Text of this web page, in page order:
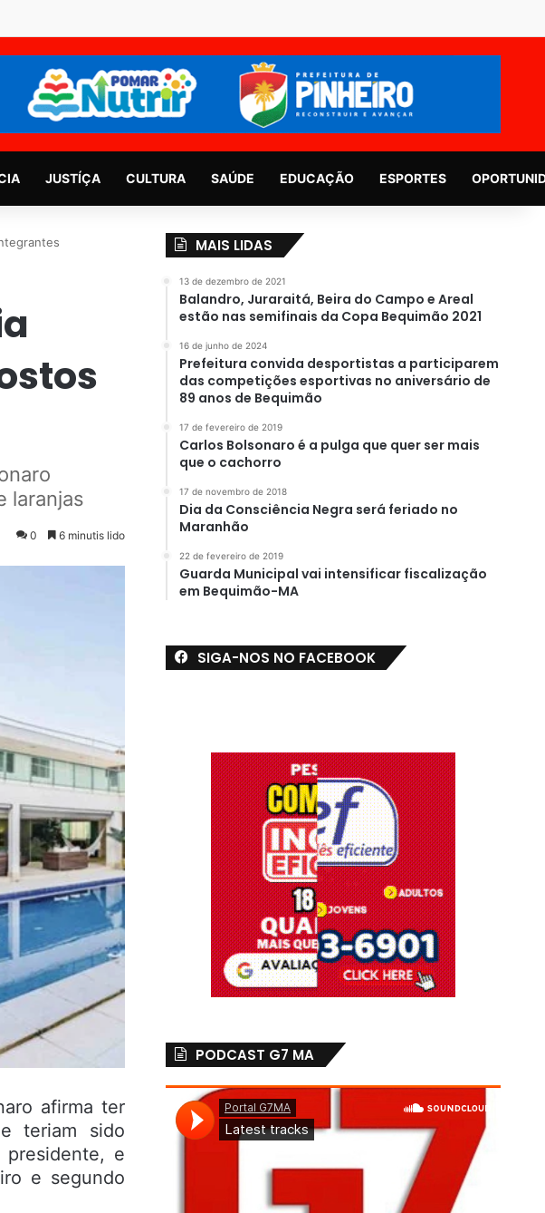
JUSTÍÇA CULTURA SAÚDE EDUCAÇÃO ESPORTES
laranjas
0 6 minutis lido
afirma ter
teriam sido
presidente, e
e segundo
MAIS LIDAS
13 de dezembro de 2021
Balandro, Juraraitá, Beira do Campo e Areal
estão nas semifinais da Copa Bequimão 2021
16 de junho de 2024
Prefeitura convida desportistas a participarem
das competições esportivas no aniversário de
89 anos de Bequimão
17 de fevereiro de 2019
Carlos Bolsonaro é a pulga que quer ser mais
que o cachorro
17 de novembro de 2018
Dia da Consciência Negra será feriado no
Maranhão
22 de fevereiro de 2019
Guarda Municipal vai intensificar fiscalização
em Bequimão-MA
SIGA-NOS NO FACEBOOK
PODCAST G7 MA